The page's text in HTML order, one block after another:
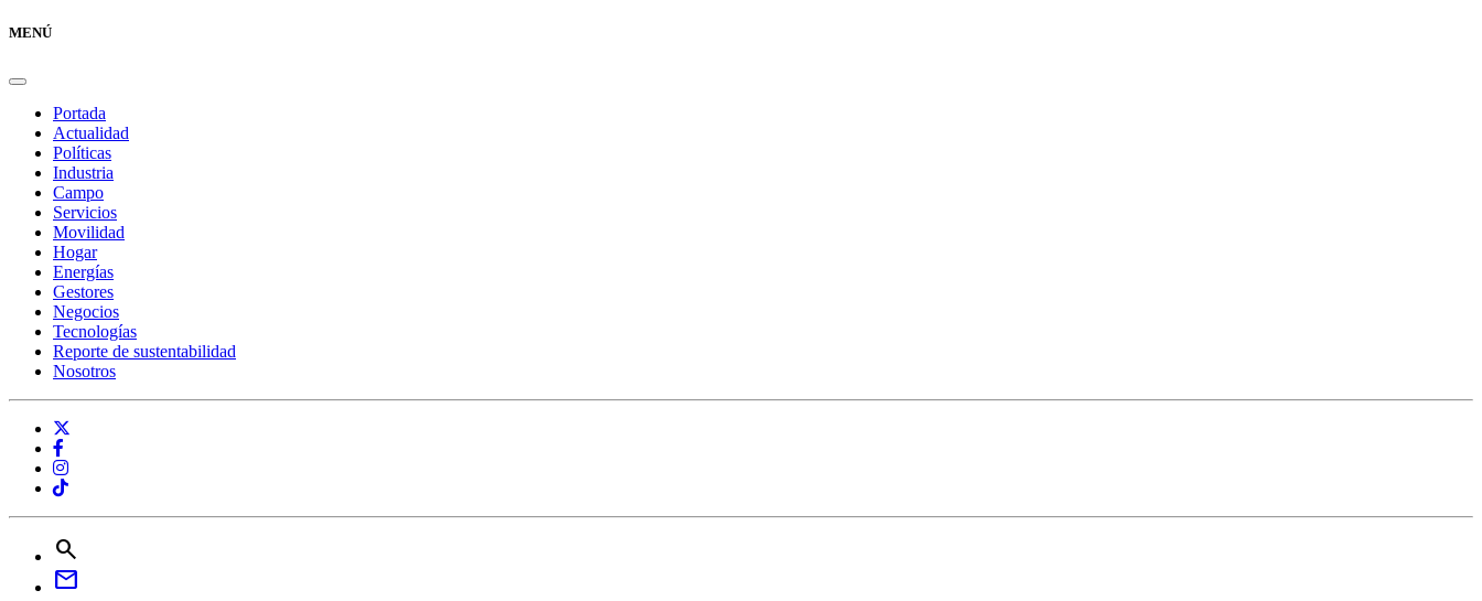
MENÚ
Portada
Actualidad
Políticas
Industria
Campo
Servicios
Movilidad
Hogar
Energías
Gestores
Negocios
Tecnologías
Reporte de sustentabilidad
Nosotros
search
mail